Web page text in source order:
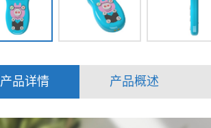
产品详情 产品概述